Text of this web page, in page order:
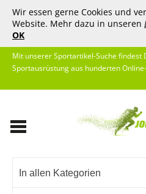
Wir essen gerne Cookies und
Website. Mehr dazu in unseren
OK
Mit unserer Sportartikel-Suche findest
Sportausrüstung aus hunderten
In allen Kategorien